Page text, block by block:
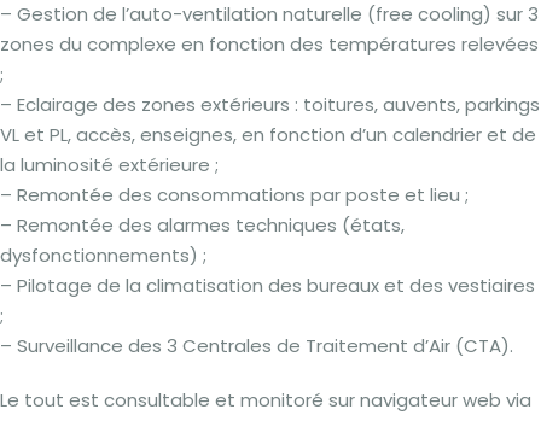
– Gestion de l’auto-ventilation naturelle (free cooling) sur 3
zones du complexe en fonction des températures relevées
;
– Eclairage des zones extérieurs : toitures, auvents, parkings
VL et PL, accès, enseignes, en fonction d’un calendrier et de
la luminosité extérieure ;
– Remontée des consommations par poste et lieu ;
– Remontée des alarmes techniques (états,
dysfonctionnements) ;
– Pilotage de la climatisation des bureaux et des vestiaires
;
– Surveillance des 3 Centrales de Traitement d’Air (CTA).
Le tout est consultable et monitoré sur navigateur web via